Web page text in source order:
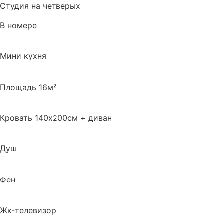
Студия на четверых
В номере
Мини кухня
Площадь 16м²
Кровать 140х200см + диван
Душ
Фен
Жк-телевизор